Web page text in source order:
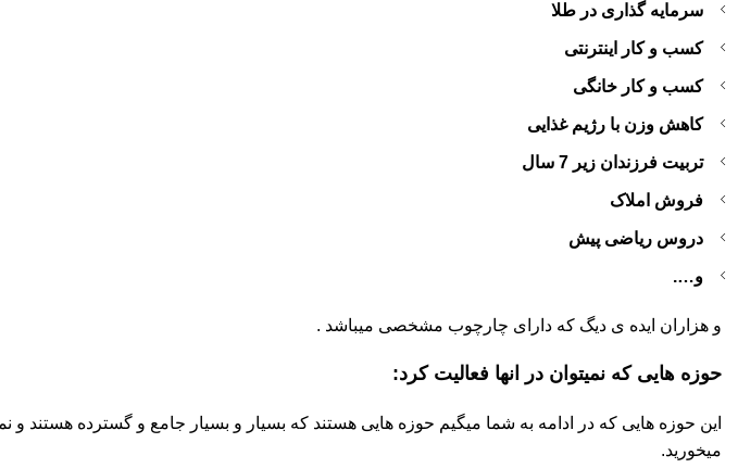
سرمایه گذاری در طلا
کسب و کار اینترنتی
کسب و کار خانگی
کاهش وزن با رژیم غذایی
تربیت فرزندان زیر 7 سال
فروش املاک
دروس ریاضی پیش
و….
و هزاران ایده ی دیگ که دارای چارچوب مشخصی میباشد .
حوزه هایی که نمیتوان در انها فعالیت کرد:
این حوزه هایی که در ادامه به شما میگیم حوزه هایی هستند که بسیار و بسیار جامع و گسترده هستند و
میخورید.